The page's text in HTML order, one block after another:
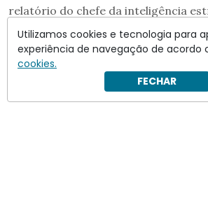
relatório do chefe da inteligência
“eliminação”
de altos oficiais
que“a justiça inevitavelmente chega”
Utilizamos cookies e tecnologia para
experiência de navegação de acordo
cookies.
FECHAR